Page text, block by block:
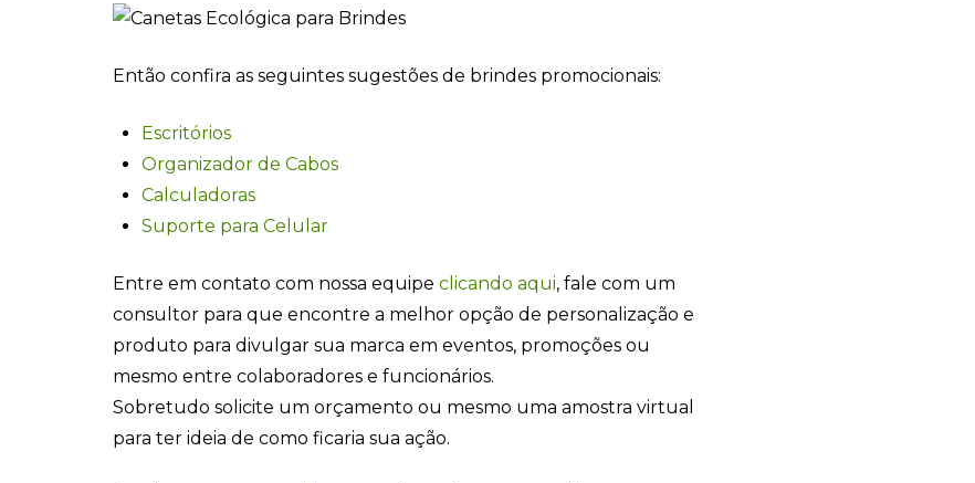
Então confira as seguintes sugestões de brindes promocionais:
Escritórios
Organizador de Cabos
Calculadoras
Suporte para Celular
Entre em contato com nossa equipe clicando aqui, fale com um
consultor para que encontre a melhor opção de personalização e
produto para divulgar sua marca em eventos, promoções ou
mesmo entre colaboradores e funcionários.
Sobretudo solicite um orçamento ou mesmo uma amostra virtual
para ter ideia de como ficaria sua ação.
Eu concordo em receber comunicações.
privacidade, utilizaremos seus dados apenas para fins de
marketing. Você pode alterar suas preferências a qualquer